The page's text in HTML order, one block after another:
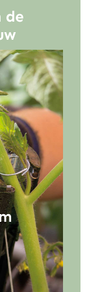
de
plastic
op
System
het
metalen
wordt
een
waarmee
en
zónder
de
kunnen
magneet